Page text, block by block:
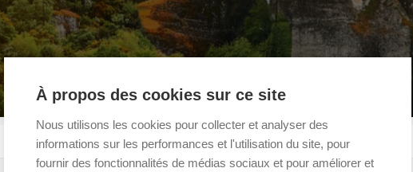
À propos des cookies sur ce site
Nous utilisons les cookies pour collecter et analyser des
informations sur les performances et l'utilisation du site, pour
fournir des fonctionnalités de médias sociaux et pour améliorer et